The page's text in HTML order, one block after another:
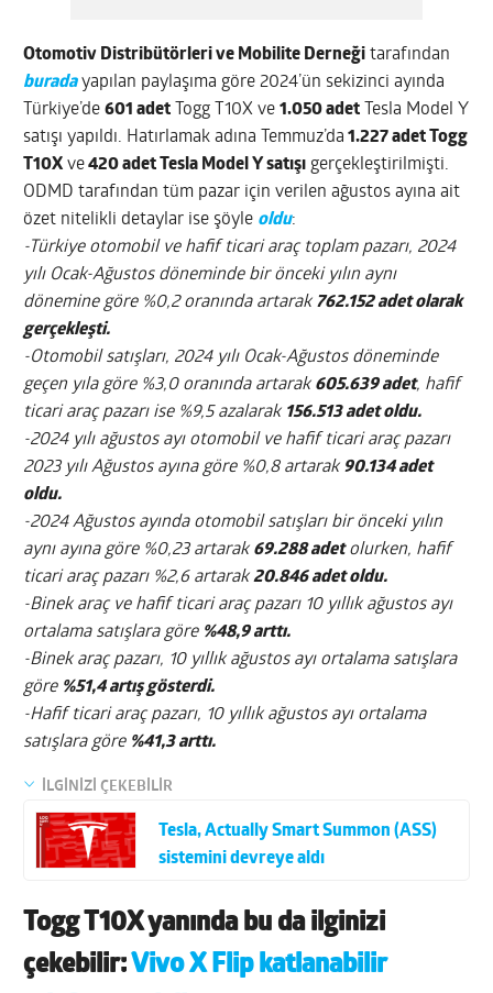
Otomotiv Distribütörleri ve Mobilite Derneği tarafından
buradayapılan paylaşıma göre 2024’ün sekizinci ayında
Türkiye’de601 adet Togg T10X ve1.050 adet Tesla Model Y
satışı yapıldı. Hatırlamak adına Temmuz’da 1.227 adet Togg
T10X ve420 adet Tesla Model Y satışı gerçekleştirilmişti.
ODMD tarafından tüm pazar için verilen ağustos ayına ait
özet nitelikli detaylar ise şöyle oldu:
-Türkiye otomobil ve hafif ticari araç toplam pazarı, 2024
yılı Ocak-Ağustos döneminde bir önceki yılın aynı
dönemine göre %0,2 oranında artarak 762.152 adet olarak
gerçekleşti.
-Otomobil satışları, 2024 yılı Ocak-Ağustos döneminde
geçen yıla göre %3,0 oranında artarak 605.639 adet, hafif
ticari araç pazarı ise %9,5 azalarak 156.513 adet oldu.
-2024 yılı ağustos ayı otomobil ve hafif ticari araç pazarı
2023 yılı Ağustos ayına göre %0,8 artarak 90.134 adet
oldu.
-2024 Ağustos ayında otomobil satışları bir önceki yılın
aynı ayına göre %0,23 artarak 69.288 adetolurken, hafif
ticari araç pazarı %2,6 artarak20.846 adet oldu.
-Binek araç ve hafif ticari araç pazarı 10 yıllık ağustos ayı
ortalama satışlara göre %48,9 arttı.
-Binek araç pazarı, 10 yıllık ağustos ayı ortalama satışlara
göre %51,4 artış gösterdi.
-Hafif ticari araç pazarı, 10 yıllık ağustos ayı ortalama
satışlara göre %41,3 arttı.
İLGİNİZİ ÇEKEBİLİR
Tesla, Actually Smart Summon (ASS)
sistemini devreye aldı
Togg T10X yanında bu da ilginizi
çekebilir: Vivo X Flip katlanabilir